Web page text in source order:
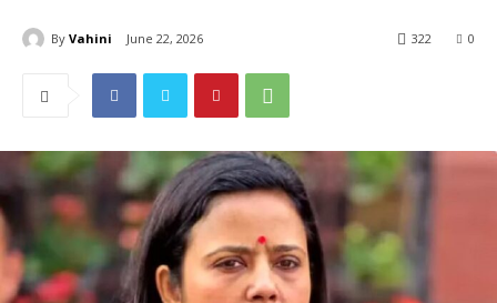
By Vahini June 22, 2026 0
322